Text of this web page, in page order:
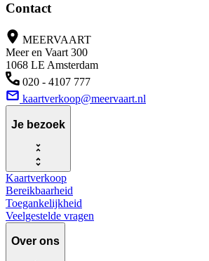
Contact
MEERVAART
Meer en Vaart 300
1068 LE Amsterdam
020 - 4107 777
kaartverkoop@meervaart.nl
Je bezoek
Kaartverkoop
Bereikbaarheid
Toegankelijkheid
Veelgestelde vragen
Over ons